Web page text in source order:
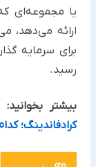
یا مجموعه‌ای
ارائه می‌دهد،
برای سرمایه‌
رسید.
بیشتر بخوانید:
کرادفاندینگ؛